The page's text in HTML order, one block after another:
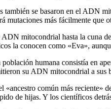
también se basaron en el ADN
mutaciones más fácilmente que
ADN mitocondrial hasta la cuna
la conocen como «Eva»,
humana consistía en
su ADN mitocondrial a sus
«ancestro común más reciente»
de hijas. Y los científicos